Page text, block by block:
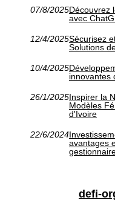
07/8/2025Découvrez
avec
12/4/2025Sécurisez
Solutions
10/4/2025
innovantes
26/1/2025Inspirer la
Modèles
d'Ivoire
22/6/2024
avantages
defi-